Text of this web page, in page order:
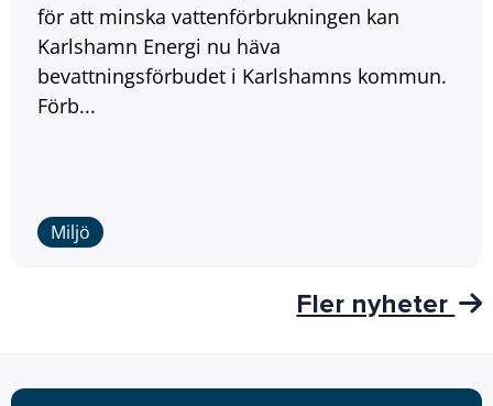
Miljö
för att minska vattenförbrukningen kan
Karlshamn Energi nu häva
bevattningsförbudet i Karlshamns kommun.
Förb...
Fler nyheter